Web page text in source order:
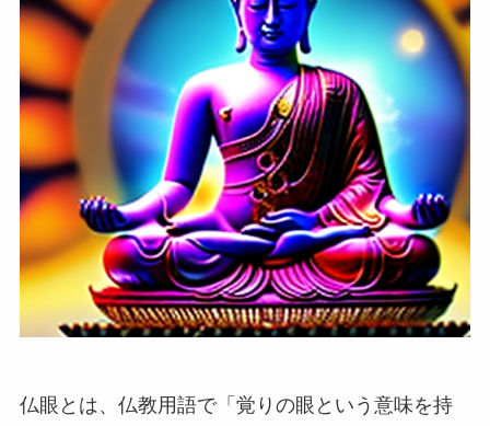
仏眼とは、仏教用語で「覚りの眼という意味を持